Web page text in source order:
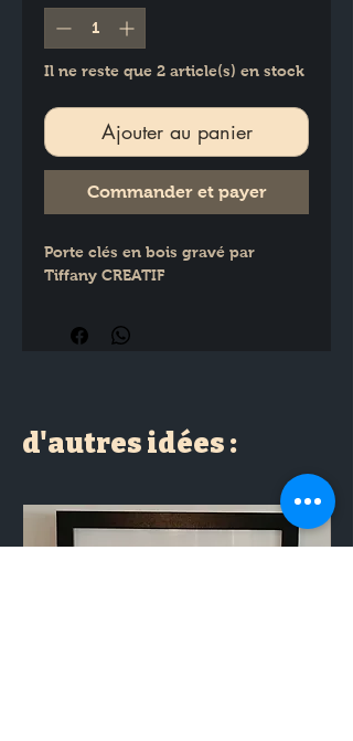
Il ne reste que 2 article(s) en stock
Ajouter au panier
Commander et payer
Porte clés en bois gravé par
Tiffany CREATIF
d'autres idées :